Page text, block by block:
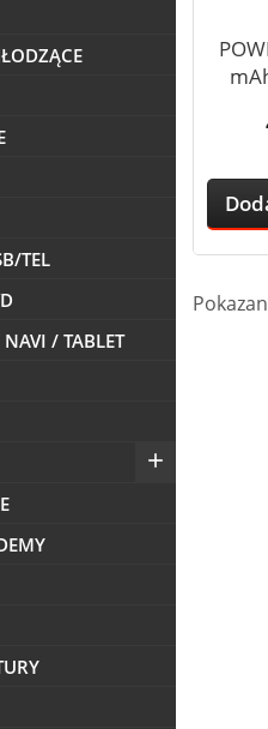
TEL
/ TABLET
